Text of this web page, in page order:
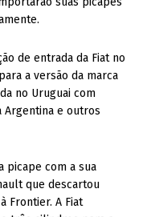
de entrada da Fiat no
a versão da marca
no Uruguai com
Argentina e outros
picape com a sua
que descartou
Frontier. A Fiat